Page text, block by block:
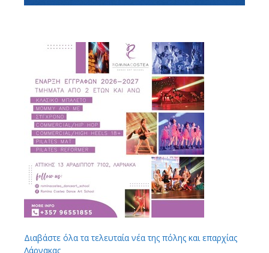
Διαβάστε όλα τα τελευταία νέα της πόλης και επαρχίας
Λάρνακας